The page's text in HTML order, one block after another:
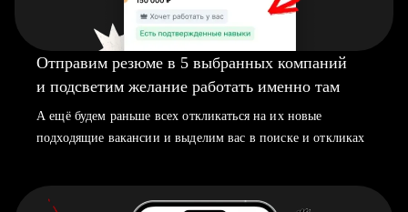
Отправим резюме в 5 выбранных компаний
и подсветим желание работать именно там
А ещё будем раньше всех откликаться на их новые
подходящие вакансии и выделим вас в поиске и откликах